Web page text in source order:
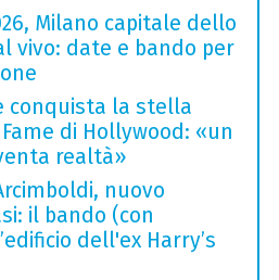
Milano capitale dello
vivo: date e bando per
conquista la stella
di Hollywood: «un
realtà»
nuovo
il bando (con
dell'ex Harry’s